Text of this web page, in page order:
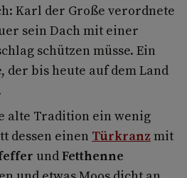
Karl der Große verordnete
sein Dach mit einer
schützen müsse. Ein
der bis heute auf dem Land
alte Tradition ein wenig
dessen einen Türkranz mit
undFetthenne